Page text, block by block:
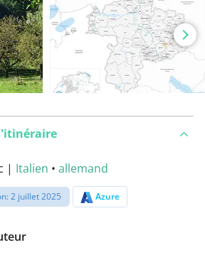
| Italien • allemand
2 juillet 2025 Azure